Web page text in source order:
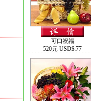
可口祝福
520元 USD$:77